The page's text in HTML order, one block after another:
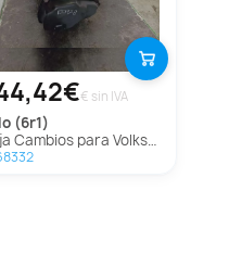
€ sin IVA
(6r1)
Cambios para Volkswagen Polo (6R1)